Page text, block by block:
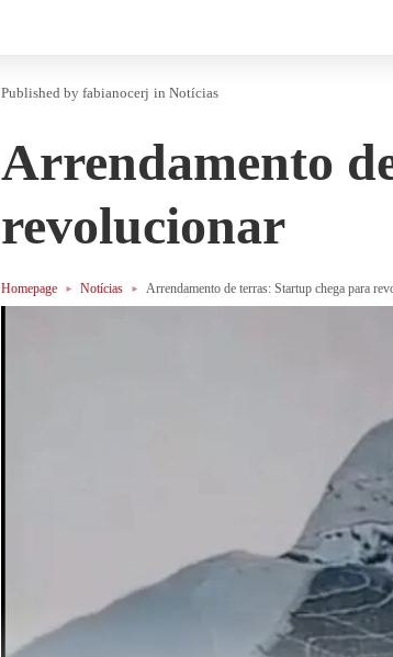
fabianocerj in Notícias
Arrendamento
revolucionar
Homepage Notícias Arrendamento de terras: Startup chega para